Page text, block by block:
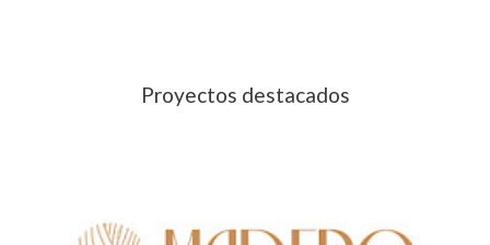
Proyectos destacados